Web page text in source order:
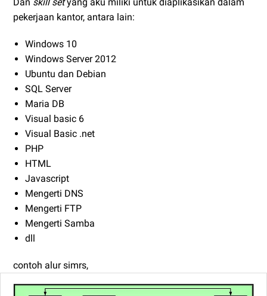
pekerjaan kantor, antara lain:
Windows 10
Windows Server 2012
Ubuntu dan Debian
SQL Server
Maria DB
Visual basic 6
Visual Basic .net
PHP
HTML
Javascript
Mengerti DNS
Mengerti FTP
Mengerti Samba
dll
contoh alur simrs,